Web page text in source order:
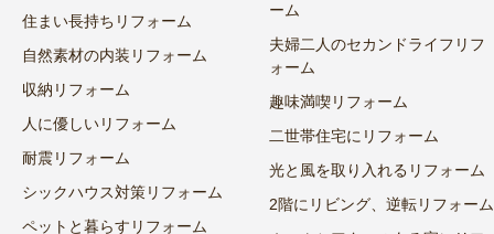
住まい長持ちリフォーム
自然素材の内装リフォーム
収納リフォーム
人に優しいリフォーム
耐震リフォーム
シックハウス対策リフォーム
ペットと暮らすリフォーム
ーム
夫婦二人のセカンドライフリフ
ォーム
趣味満喫リフォーム
二世帯住宅にリフォーム
光と風を取り入れるリフォーム
2階にリビング、逆転リフォーム